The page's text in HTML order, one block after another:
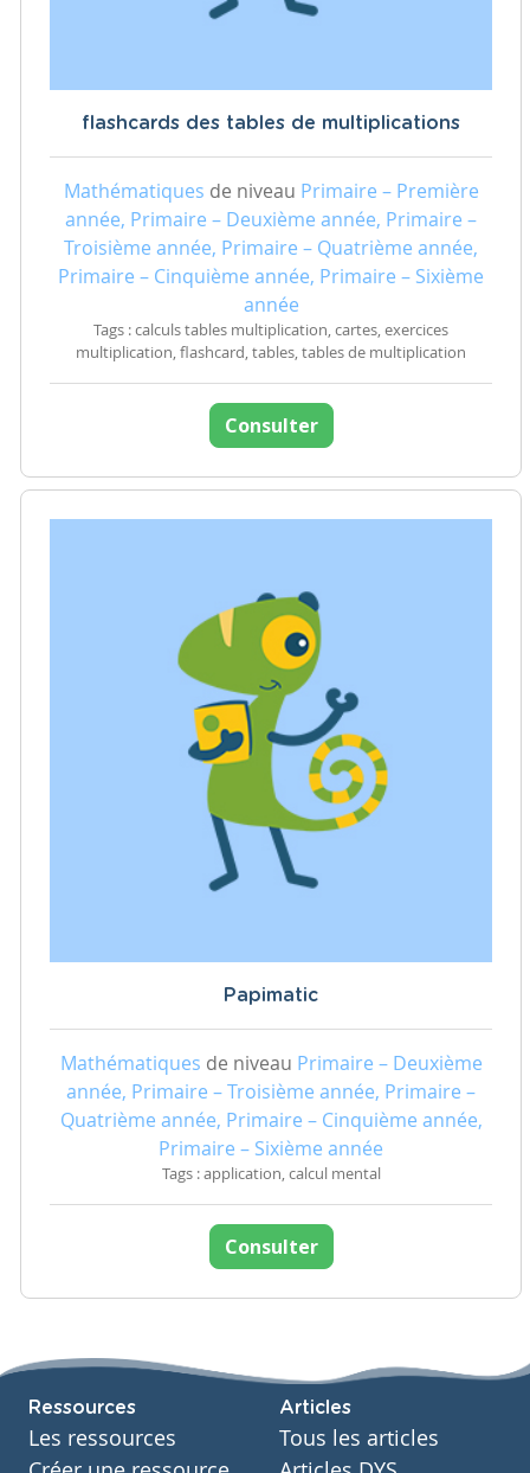
flashcards des tables de multiplications
Mathématiques de niveau Primaire – Première
année, Primaire – Deuxième année, Primaire –
Troisième année, Primaire – Quatrième année,
Primaire – Cinquième année, Primaire – Sixième
année
Tags : calculs tables multiplication, cartes, exercices
multiplication, flashcard, tables, tables de multiplication
Consulter
Papimatic
Mathématiques de niveau Primaire – Deuxième
année, Primaire – Troisième année, Primaire –
Quatrième année, Primaire – Cinquième année,
Primaire – Sixième année
Tags : application, calcul mental
Consulter
Ressources
Les ressources
Articles
Tous les articles